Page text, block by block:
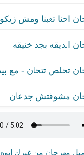
مهرجان من غيرك